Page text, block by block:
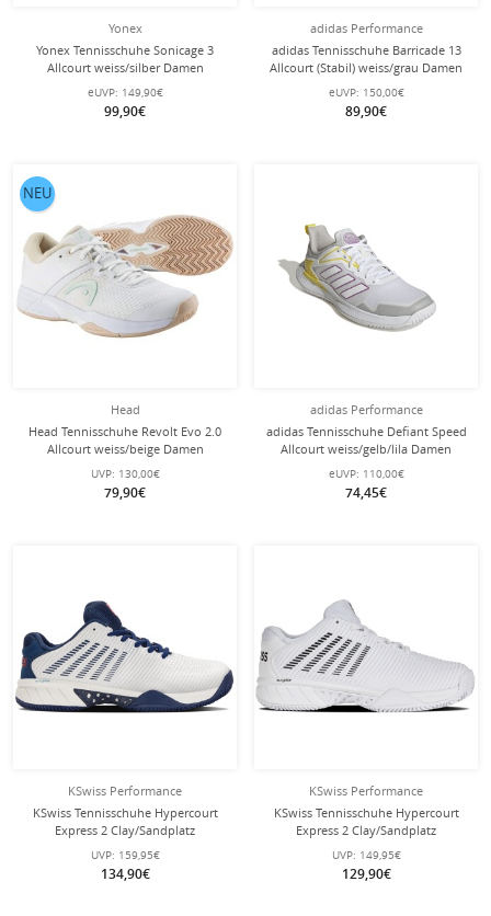
Yonex
Yonex Tennisschuhe Sonicage 3
Allcourt weiss/silber Damen
eUVP: 149,90€
99,90€
adidas Performance
adidas Tennisschuhe Barricade 13
Allcourt (Stabil) weiss/grau Damen
eUVP: 150,00€
89,90€
Head
Head Tennisschuhe Revolt Evo 2.0
Allcourt weiss/beige Damen
UVP: 130,00€
79,90€
NEU
adidas Performance
adidas Tennisschuhe Defiant Speed
Allcourt weiss/gelb/lila Damen
eUVP: 110,00€
74,45€
KSwiss Performance
KSwiss Tennisschuhe Hypercourt
Express 2 Clay/Sandplatz
weiss/blau/rot Herren
UVP: 159,95€
134,90€
KSwiss Performance
KSwiss Tennisschuhe Hypercourt
Express 2 Clay/Sandplatz
weiss/schwarz Damen
UVP: 149,95€
129,90€